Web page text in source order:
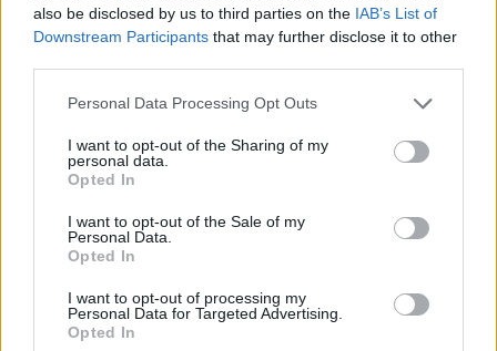
also be disclosed by us to third parties on the IAB’s List of
Downstream Participants that may further disclose it to other
Please note that this website/app uses one or more Google
not limited to your visit or usage behaviour. You may click to
grant or deny consent to Google and its third-party tags to
use your data for below specified purposes in below Google
consent section.
Personal Data Processing Opt Outs
I want to opt-out of the Sharing of my
personal data.
Opted In
I want to opt-out of the Sale of my
Personal Data.
Opted In
I want to opt-out of processing my
Personal Data for Targeted Advertising.
Opted In
Ακολουθήστε το Νewsit.gr στοGoogle Newsκαι
Πιο δημοφιλή
Σοκαριστική υπόθεση στην Κρήτη:
Τουρίστας ρωτούσε πόσο να πληρώσει για
να ασελγήσει σε 10χρονο κορίτσι - Το παιδί
καθόταν αμέριμνο σε αυλή επιχείρησης